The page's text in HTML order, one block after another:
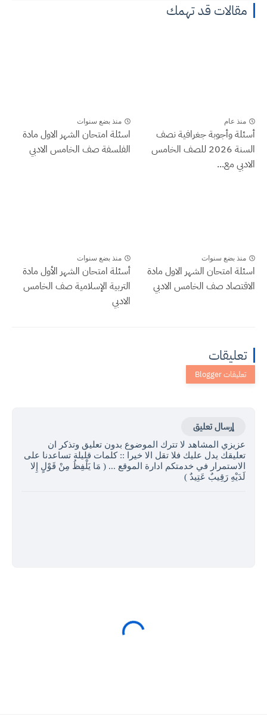
مقالات قد تهمك
منذ عام
أسئلة وأجوبة جغرافية نصف
السنة 2026 للصف الخامس
الادبي مع...
منذ بضع سنوات
اسئلة امتحان الشهر الاول مادة
الفلسفة صف الخامس الادبي
منذ بضع سنوات
اسئلة امتحان الشهر الاول مادة
الاقتصاد صف الخامس الادبي
منذ بضع سنوات
أسئلة امتحان الشهر الأول مادة
التربية الإسلامية صف الخامس
الادبي
تعليقات
إرسال تعليق
عزيزي المشاهد لا تترك الموضوع بدون تعليق وتذكر ان
تعليقك يدل عليك فلا تقل الا خيرا :: كلمات قليلة تساعدنا على
الاستمرار في خدمتكم ادارة الموقع ... ( مَا يَلْفِظُ مِنْ قَوْلٍ إِلا
لَدَيْهِ رَقِيبٌ عَتِيدٌ )